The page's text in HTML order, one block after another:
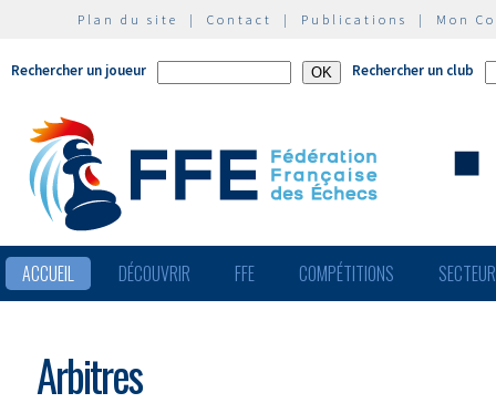
Plan du site | Contact | Publications | Mon
Rechercher un joueur Rechercher un club
ACCUEIL DÉCOUVRIR FFE COMPÉTITIONS
Arbitres